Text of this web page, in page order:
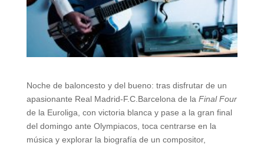
Noche de baloncesto y del bueno: tras disfrutar de un
apasionante Real Madrid-F.C.Barcelona de la Final Four
de la Euroliga, con victoria blanca y pase a la gran final
del domingo ante Olympiacos, toca centrarse en la
música y explorar la biografía de un compositor,